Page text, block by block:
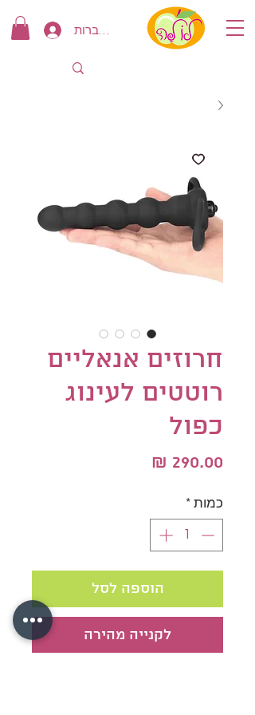
להתחברות
חרוזים אנאליים
רוטטים לעינוג
כפול
כמות *
הוספה לסל
לקנייה מהירה